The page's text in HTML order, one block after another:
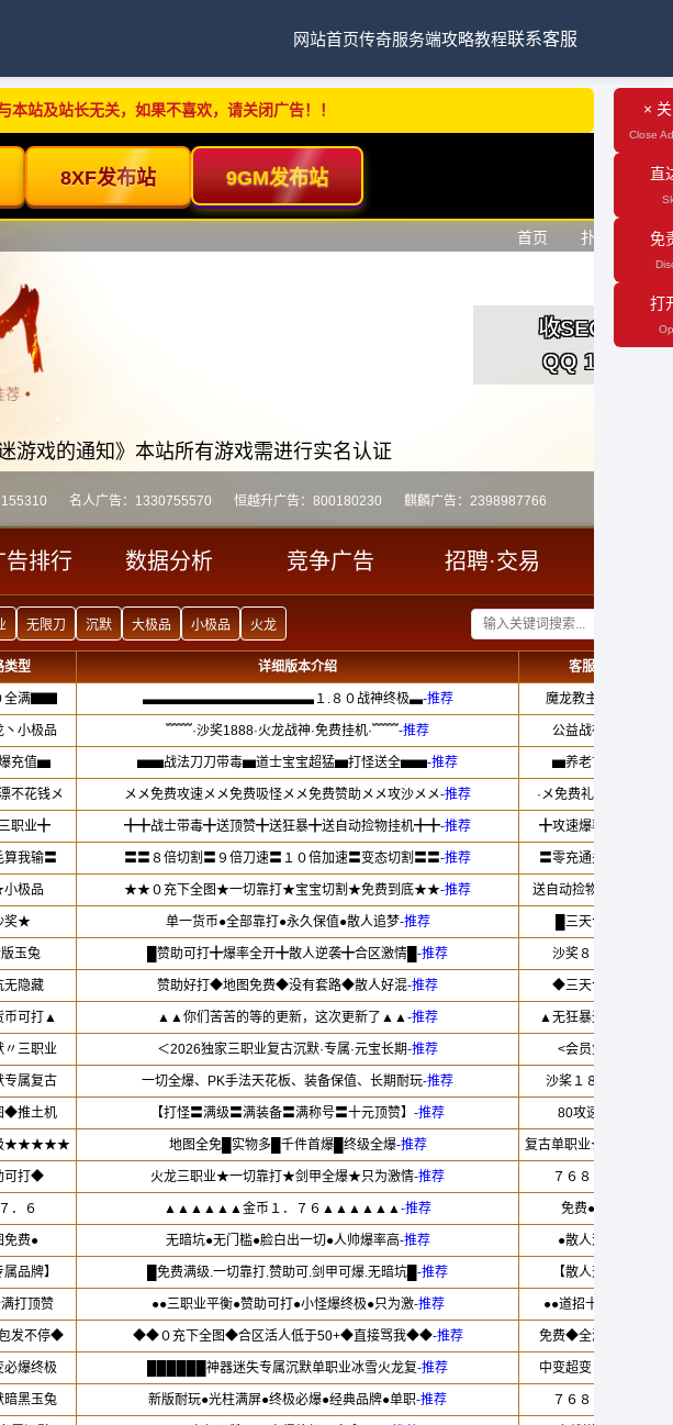
网站首页传奇服务端攻略教程联系客服
站及站长无关，如果不喜欢，请关闭广告！！ ×
Close
直
免
打